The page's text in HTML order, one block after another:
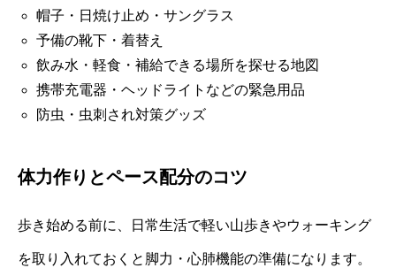
帽子・日焼け止め・サングラス
予備の靴下・着替え
飲み水・軽食・補給できる場所を探せる地図
携帯充電器・ヘッドライトなどの緊急用品
防虫・虫刺され対策グッズ
体力作りとペース配分のコツ
歩き始める前に、日常生活で軽い山歩きやウォーキング
を取り入れておくと脚力・心肺機能の準備になります。